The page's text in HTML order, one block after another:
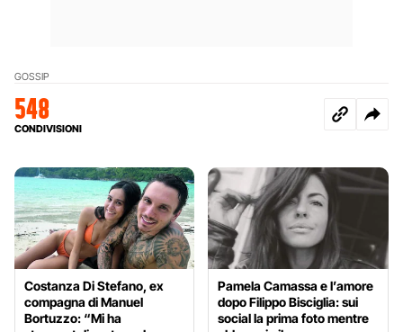
GOSSIP
548
CONDIVISIONI
Costanza Di Stefano, ex
compagna di Manuel
Bortuzzo: “Mi ha
Pamela Camassa e l’amore
dopo Filippo Bisciglia: sui
social la prima foto mentre